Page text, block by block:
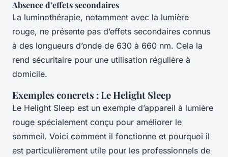
Absence d’effets secondaires
La luminothérapie, notamment avec la lumière
rouge, ne présente pas d’effets secondaires connus
à des longueurs d’onde de 630 à 660 nm. Cela la
rend sécuritaire pour une utilisation régulière à
domicile.
Exemples concrets : Le Helight Sleep
Le Helight Sleep est un exemple d’appareil à lumière
rouge spécialement conçu pour améliorer le
sommeil. Voici comment il fonctionne et pourquoi il
est particulièrement utile pour les professionnels de